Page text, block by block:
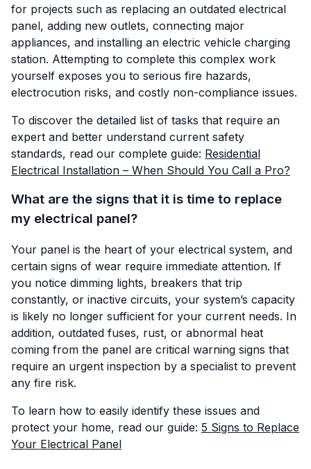
for projects such as replacing an outdated electrical
panel, adding new outlets, connecting major
appliances, and installing an electric vehicle charging
station. Attempting to complete this complex work
yourself exposes you to serious fire hazards,
electrocution risks, and costly non-compliance issues.
To discover the detailed list of tasks that require an
expert and better understand current safety
standards, read our complete guide: Residential
Electrical Installation – When Should You Call a Pro?
What are the signs that it is time to replace
my electrical panel?
Your panel is the heart of your electrical system, and
certain signs of wear require immediate attention. If
you notice dimming lights, breakers that trip
constantly, or inactive circuits, your system’s capacity
is likely no longer sufficient for your current needs. In
addition, outdated fuses, rust, or abnormal heat
coming from the panel are critical warning signs that
require an urgent inspection by a specialist to prevent
any fire risk.
To learn how to easily identify these issues and
protect your home, read our guide: 5 Signs to Replace
Your Electrical Panel